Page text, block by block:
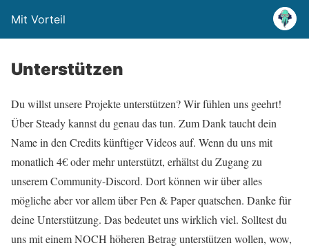
Mit Vorteil
Unterstützen
Du willst unsere Projekte unterstützen? Wir fühlen uns geehrt!
Über Steady kannst du genau das tun. Zum Dank taucht dein
Name in den Credits künftiger Videos auf. Wenn du uns mit
monatlich 4€ oder mehr unterstützt, erhältst du Zugang zu
unserem Community-Discord. Dort können wir über alles
mögliche aber vor allem über Pen & Paper quatschen. Danke für
deine Unterstützung. Das bedeutet uns wirklich viel. Solltest du
uns mit einem NOCH höheren Betrag unterstützen wollen, wow,